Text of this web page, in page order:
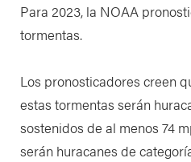
Para 2023, la NOAA
tormentas.
Los pronosticadores creen
estas tormentas serán
sostenidos de al menos 74
serán huracanes de